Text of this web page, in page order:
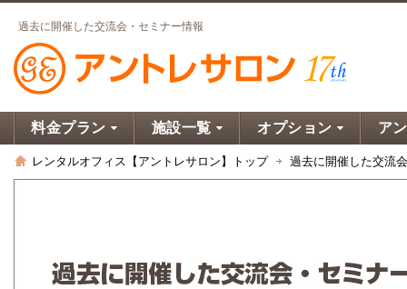
過去に開催した交流会・セミナー情報
料金プラン 施設一覧 オプション ア
レンタルオフィス【アントレサロン】トップ 過去に開催した交流